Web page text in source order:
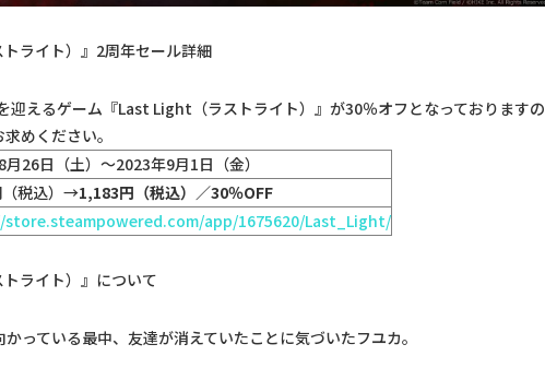
ライト）』2周年セール詳細
迎えるゲーム『Last Light（ラストライト）』が30％オフとなっておりますの
めください。
月26日（土）〜2023年9月1日（金）
（税込）→1,183円（税込）／30％OFF
app/1675620/Last_Light/
ライト）』について
っている最中、友達が消えていたことに気づいたフユカ。